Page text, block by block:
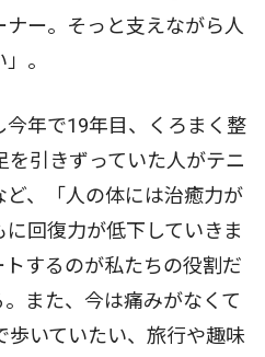
ー。そっと支えながら人
。
年で19年目、くろまく整
引きずっていた人がテニ
、「人の体には治癒力が
回復力が低下していきま
するのが私たちの役割だ
また、今は痛みがなくて
歩いていたい、旅行や趣味